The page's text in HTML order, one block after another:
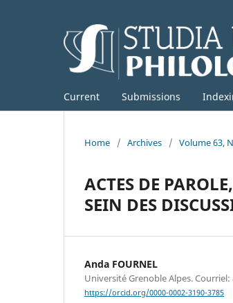
Current Submissions
Home / Archives / Volume 63,
ACTES DE
SEIN DES
Anda FOURNEL
Université Grenoble Alpes.
https://orcid.org/0000-0002-3190-3785